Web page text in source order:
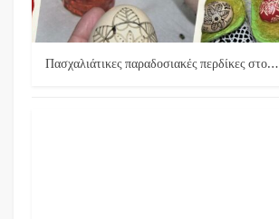
Πασχαλιάτικες παραδοσιακές περδίκες στο…